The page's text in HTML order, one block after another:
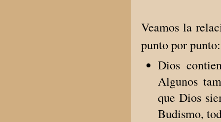
Veamos la
punto por punto:
Dios
Algunos
que Dios
Budismo,